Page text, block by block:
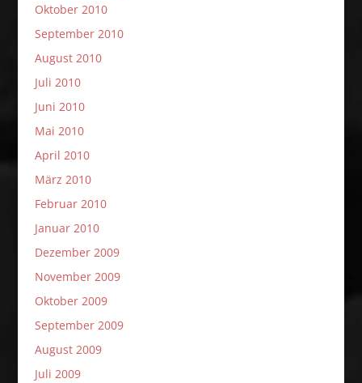
Oktober 2010
September 2010
August 2010
Juli 2010
Juni 2010
Mai 2010
April 2010
März 2010
Februar 2010
Januar 2010
Dezember 2009
November 2009
Oktober 2009
September 2009
August 2009
Juli 2009